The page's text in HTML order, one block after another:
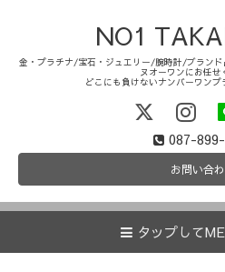
NO1
金・プラチナ/宝石・ジュエリー/腕時計/ブラン
ヌオーワンにお任せ
どこにも負けないナンバーワンプ
087-
お問い合
タップして